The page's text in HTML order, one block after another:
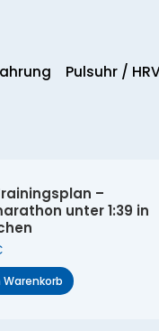
Pulsuhr /
–
unter 1:39 in
Warenkorb